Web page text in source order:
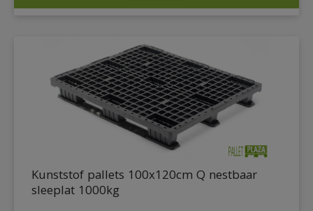
DETAILS
Kunststof pallets 100x120cm Q nestbaar
sleeplat 1000kg